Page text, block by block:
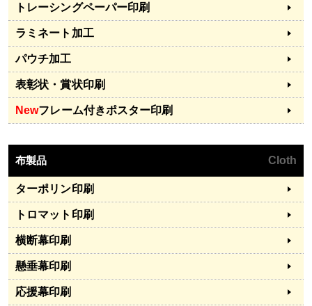
トレーシングペーパー印刷
ラミネート加工
パウチ加工
表彰状・賞状印刷
Newフレーム付きポスター印刷
布製品 Cloth
ターポリン印刷
トロマット印刷
横断幕印刷
懸垂幕印刷
応援幕印刷